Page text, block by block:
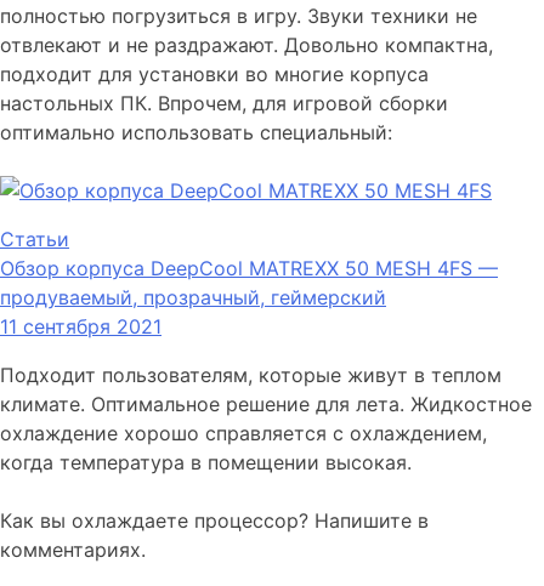
полностью погрузиться в игру. Звуки техники не
отвлекают и не раздражают. Довольно компактна,
подходит для установки во многие корпуса
настольных ПК. Впрочем, для игровой сборки
оптимально использовать специальный:
Статьи
Обзор корпуса DeepCool MATREXX 50 MESH 4FS —
продуваемый, прозрачный, геймерский
11 сентября 2021
Подходит пользователям, которые живут в теплом
климате. Оптимальное решение для лета. Жидкостное
охлаждение хорошо справляется с охлаждением,
когда температура в помещении высокая.
Как вы охлаждаете процессор? Напишите в
комментариях.